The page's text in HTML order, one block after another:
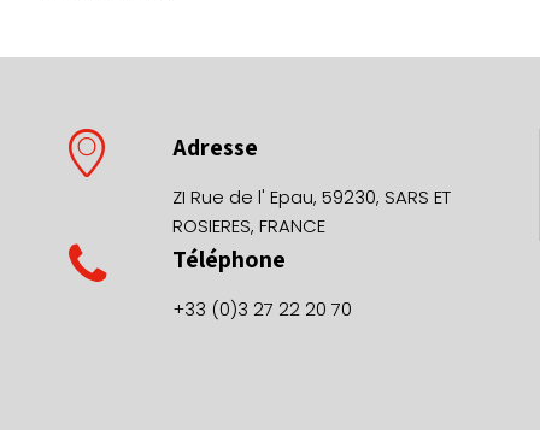
Adresse
ZI Rue de l' Epau, 59230, SARS ET
ROSIERES, FRANCE
Téléphone
+33 (0)3 27 22 20 70